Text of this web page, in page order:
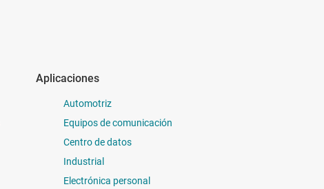
Aplicaciones
Automotriz
Equipos de comunicación
Centro de datos
Industrial
Electrónica personal